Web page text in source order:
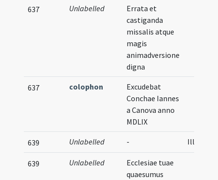
637 Unlabelled
Errata et
castiganda
missalis atque
magis
animadversione
digna
637 colophon
Excudebat
Conchae Iannes
a Canova anno
MDLIX
639 Unlabelled -
639 Unlabelled
Ecclesiae tuae
quaesumus